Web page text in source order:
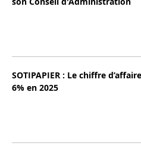
SOTIPAPIER : Le chiffre
6% en 2025